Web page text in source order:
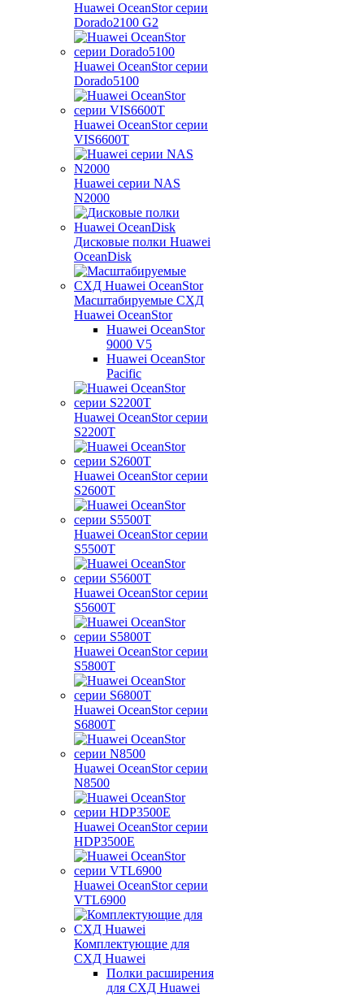
Huawei OceanStor серии
Dorado2100 G2
Huawei OceanStor серии
Dorado5100
Huawei OceanStor серии
VIS6600T
Huawei серии NAS
N2000
Дисковые полки Huawei
OceanDisk
Масштабируемые СХД
Huawei OceanStor
Huawei OceanStor
9000 V5
Huawei OceanStor
Pacific
Huawei OceanStor серии
S2200T
Huawei OceanStor серии
S2600T
Huawei OceanStor серии
S5500T
Huawei OceanStor серии
S5600T
Huawei OceanStor серии
S5800T
Huawei OceanStor серии
S6800T
Huawei OceanStor серии
N8500
Huawei OceanStor серии
HDP3500E
Huawei OceanStor серии
VTL6900
Комплектующие для
СХД Huawei
Полки расширения
для СХД Huawei